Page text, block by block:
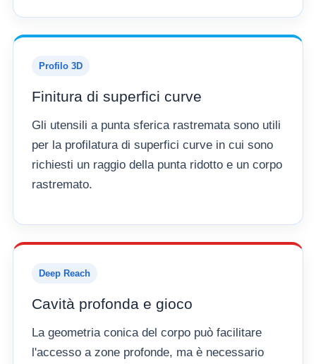
Profilo 3D
Finitura di superfici curve
Gli utensili a punta sferica rastremata sono utili
per la profilatura di superfici curve in cui sono
richiesti un raggio della punta ridotto e un corpo
rastremato.
Deep Reach
Cavità profonda e gioco
La geometria conica del corpo può facilitare
l'accesso a zone profonde, ma è necessario